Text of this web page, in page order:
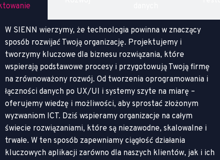
W SIENN wierzymy, że technologia powinna w znaczący
sposób rozwijać Twoją organizację. Projektujemy i
tworzymy kluczowe dla biznesu rozwiązania, które
wspierają podstawowe procesy i przygotowują Twoją firmę
na zrównoważony rozwój. Od tworzenia oprogramowania i
łączności danych po UX/UI i systemy szyte na miarę –
oferujemy wiedzę i możliwości, aby sprostać złożonym
wyzwaniom ICT. Dziś wspieramy organizacje na całym
świecie rozwiązaniami, które są niezawodne, skalowalne i
trwałe. W ten sposób zapewniamy ciągłość działania
kluczowych aplikacji zarówno dla naszych klientów, jak i ich